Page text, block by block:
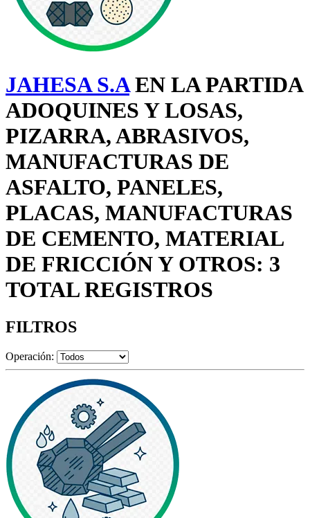
JAHESA S.AEN LA PARTIDA
ADOQUINES Y LOSAS,
PIZARRA, ABRASIVOS,
MANUFACTURAS DE
ASFALTO, PANELES,
PLACAS, MANUFACTURAS
DE CEMENTO, MATERIAL
DE FRICCIÓN Y OTROS: 3
TOTAL REGISTROS
FILTROS
Operación: